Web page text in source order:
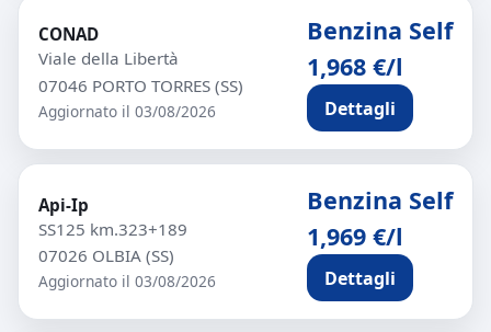
CONAD
Viale della Libertà
07046 PORTO TORRES (SS)
Aggiornato il 03/08/2026
Benzina Self
1,968 €/l
Dettagli
Api-Ip
SS125 km.323+189
07026 OLBIA (SS)
Aggiornato il 03/08/2026
Benzina Self
1,969 €/l
Dettagli